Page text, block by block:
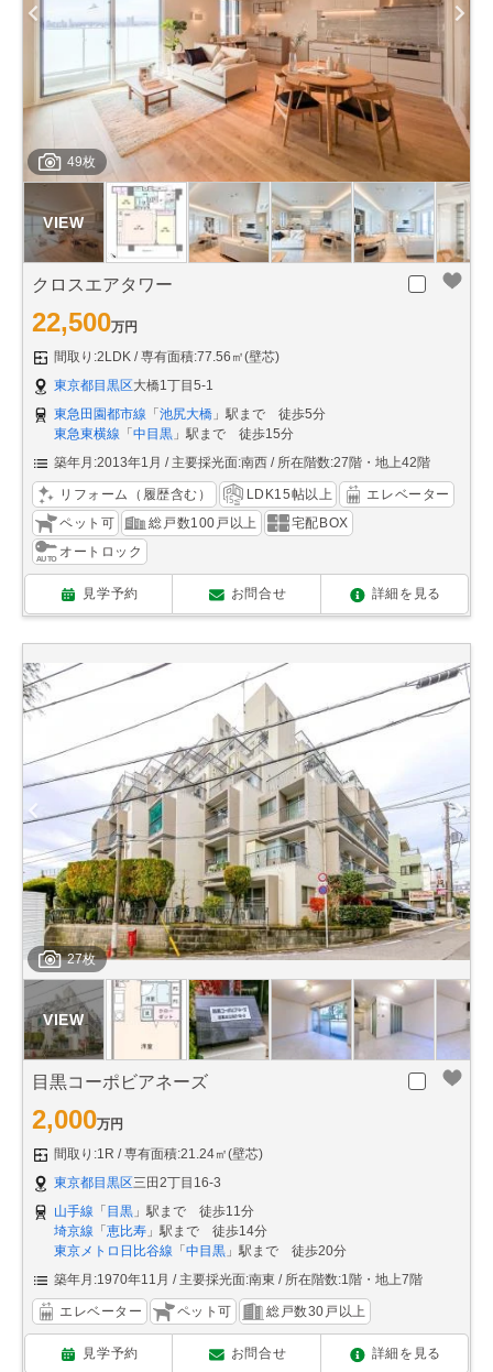
49枚
クロスエアタワー
22,500万円
間取り:2LDK
専有面積:77.56㎡(壁芯)
東京都目黒区大橋1丁目5-1
東急田園都市線 「 池尻大橋 」駅まで 徒歩5分
東急東横線 「 中目黒 」駅まで 徒歩15分
築年月:2013年1月
主要採光面:南西 所在階数:27階・地上42階
リフォーム（履歴含む） LDK15帖以上
エレベーター
ペット可
総戸数100戸以上
宅配BOX
オートロック
見学予約 お問合せ 詳細を見る
27枚
目黒コーポビアネーズ
2,000万円
間取り:1R
専有面積:21.24㎡(壁芯)
東京都目黒区三田2丁目16-3
山手線 「 目黒 」駅まで 徒歩11分
埼京線 「 恵比寿 」駅まで 徒歩14分
東京メトロ日比谷線 「 中目黒 」駅まで 徒歩20分
築年月:1970年11月
主要採光面:南東 所在階数:1階・地上7階
エレベーター ペット可 総戸数30戸以上
見学予約 お問合せ 詳細を見る